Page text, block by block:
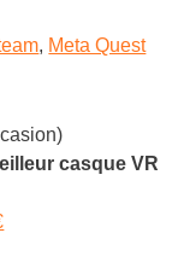
, Meta Quest
casque VR